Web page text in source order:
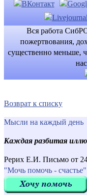
Вся работа
пожертвования,
существенно меньше,
Возврат к списку
Мысли на каждый день
Каждая разбитая
Рерих Е.И. Письмо от
"Мочь помочь - счастье"